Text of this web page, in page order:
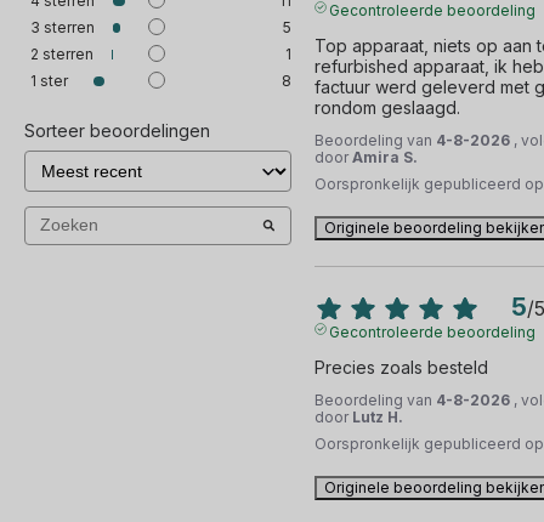
3 sterren
5
2 sterren
1
1 ster 8
Sorteer beoordelingen
Gecontroleerde beoordeling
Top apparaat, niets op aan
refurbished apparaat, ik
factuur werd geleverd met
rondom geslaagd.
Beoordeling van 4-8-2026 ,
door Amira S.
Oorspronkelijk gepubliceerd
Originele beoordeling
5/5
Gecontroleerde beoordeling
Precies zoals besteld
Beoordeling van 4-8-2026 ,
door Lutz H.
Oorspronkelijk gepubliceerd
Originele beoordeling